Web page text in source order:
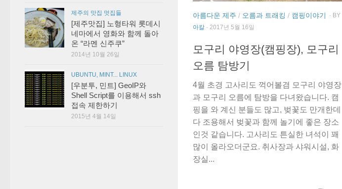
아름다운 제주 / 오름과 트래킹 / 캠핑이야기
· BY
아칼 · 2017년 5월 16일
모구리 야영장(캠핑장), 모구리
오름 탐방기
4월 초경 고사리도 꺽어볼겸 모구리 야영장
과 모구리 오름에 탐방을 다녀왔습니다. 캠
핑을 와 계신 분들도 많고, 벚꽃도 만개한데
다 조용해서 벚꽃과 함께 놀기에 좋은 장소
인것 같습니다. 고사리도 튼실한 녀석이 꽤
많이 올라오더군요. 취사장과 샤워시설, 화
장실...
제주의 맛집 멋집들
[제주맛집] 노형타워 롯데시
네마에서 영화와 함께 돌아
온 “라멘 신주쿠”
2014년 10월 26일
UBUNTU, MINT... LINUX
[우분투, 민트] GeoIP와
Shell Script를 이용해서 ssh
접속 제한하기
2015년 4월 14일